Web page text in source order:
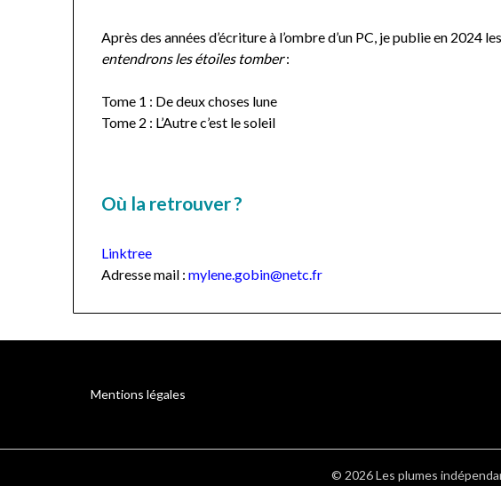
Après des années d’écriture à l’ombre d’un PC, je publie en 2024
entendrons les étoiles tomber:
Tome 1 : De deux choses lune
Tome 2 : L’Autre c’est le soleil
Où la retrouver ?
Linktree
Adresse mail :mylene.gobin@netc.fr
Mentions légales
© 2026 Les plumes